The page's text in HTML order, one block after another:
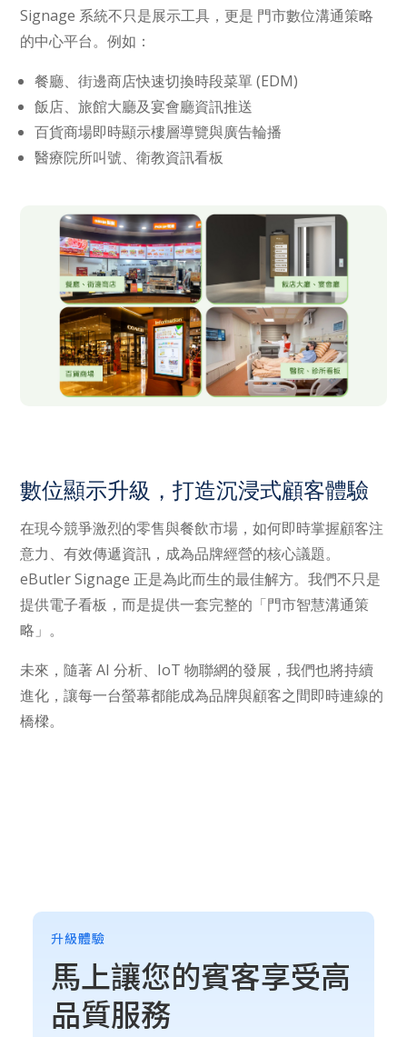
Signage 系統不只是展示工具，更是 門市數位溝通策略
的中心平台。例如：
餐廳、街邊商店快速切換時段菜單 (EDM)
飯店、旅館大廳及宴會廳資訊推送
百貨商場即時顯示樓層導覽與廣告輪播
醫療院所叫號、衛教資訊看板
數位顯示升級，打造沉浸式顧客體驗
在現今競爭激烈的零售與餐飲市場，如何即時掌握顧客注
意力、有效傳遞資訊，成為品牌經營的核心議題。
eButler Signage 正是為此而生的最佳解方。我們不只是
提供電子看板，而是提供一套完整的「門市智慧溝通策
略」。
未來，隨著 AI 分析、IoT 物聯網的發展，我們也將持續
進化，讓每一台螢幕都能成為品牌與顧客之間即時連線的
橋樑。
升級體驗
馬上讓您的賓客享受高
品質服務